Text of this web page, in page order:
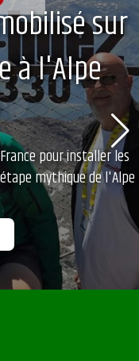
sur
à l'Alpe
pour installer les
mythique de l'Alpe